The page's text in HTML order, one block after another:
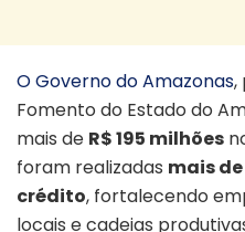
O Governo do Amazonas,
Fomento do Estado do
mais de R$ 195 milhões
foram realizadas mais de
crédito, fortalecendo
locais e cadeias